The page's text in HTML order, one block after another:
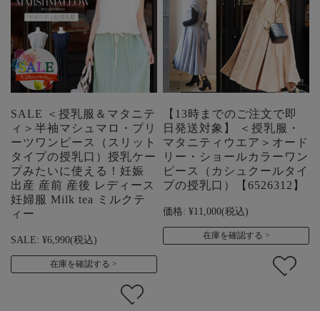
SALE ＜授乳服＆マタニテ
ィ＞半袖マシュマロ・プリ
ーツワンピース（スリット
タイプの授乳口）授乳ケー
プみたいに使える！妊娠
出産 産前 産後 レディース
妊婦服 Milk tea ミルクテ
ィー
SALE: ¥6,990(税込)
在庫を確認する
【13時までのご注文で即
日発送対象】 ＜授乳服・
マタニティウエア＞オード
リー・ショールカラーワン
ピース（カシュクールタイ
プの授乳口）【6526312】
価格: ¥11,000(税込)
在庫を確認する